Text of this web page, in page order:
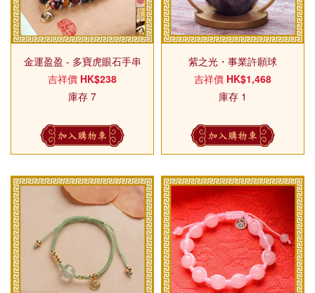
金運盈盈 - 多寶虎眼石手串
吉祥價 HK$238
庫存 7
加入購物車
紫之光・事業許願球
吉祥價 HK$1,468
庫存 1
加入購物車